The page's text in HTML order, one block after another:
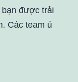
bạn được trải
Các team ủ